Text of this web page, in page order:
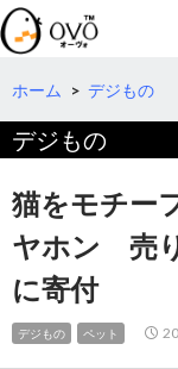
検
索
コ
テ
ツ
へ
移
動
ホーム > デジもの
デジもの
猫をモチー
ヤホン 売
に寄付
デジもの ペット